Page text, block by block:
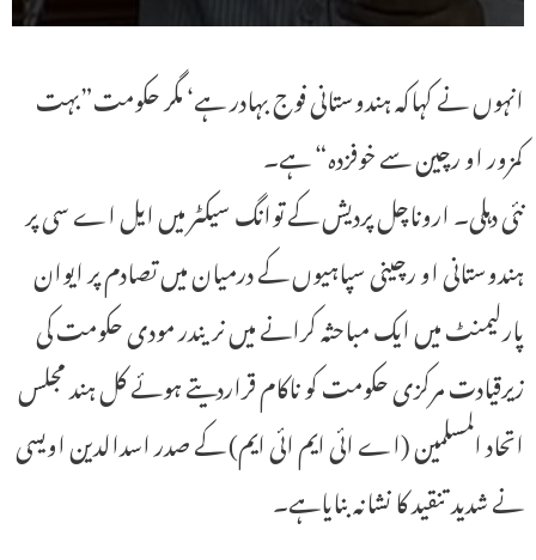
انہوں نے کہاکہ ہندوستانی فوج بہادر ہے‘ مگر حکومت”بہت
کمزور او رچین سے خوفزدہ“ ہے۔
نئی دہلی۔ اروناچل پردیش کے توانگ سیکٹر میں ایل اے سی پر
ہندوستانی او رچینی سپاہیوں کے درمیان میں تصادم پر ایوان
پارلیمنٹ میں ایک مباحثہ کرانے میں نریندر مودی حکومت کی
زیرقیادت مرکزی حکومت کو ناکام قراردیتے ہوئے کل ہند مجلس
اتحاد المسلمین (اے ائی ایم ائی ایم) کے صدر اسدالدین اویسی
نے شدید تنقید کا نشانہ بنایاہے۔